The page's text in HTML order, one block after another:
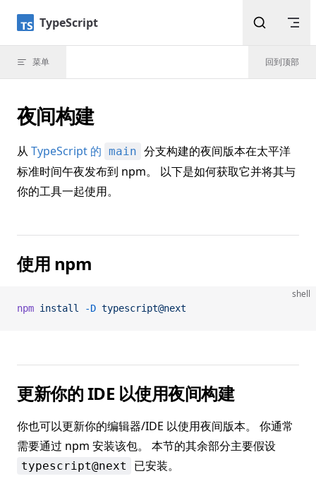
Skip to content
TypeScript
菜单 回到顶部
夜间构建
从 TypeScript 的 main 分支构建的夜间版本在太平洋
标准时间午夜发布到 npm。 以下是如何获取它并将其与
你的工具一起使用。
使用 npm
shell
npm install -D typescript@next
更新你的 IDE 以使用夜间构建
你也可以更新你的编辑器/IDE 以使用夜间版本。 你通常
需要通过 npm 安装该包。 本节的其余部分主要假设
typescript@next 已安装。